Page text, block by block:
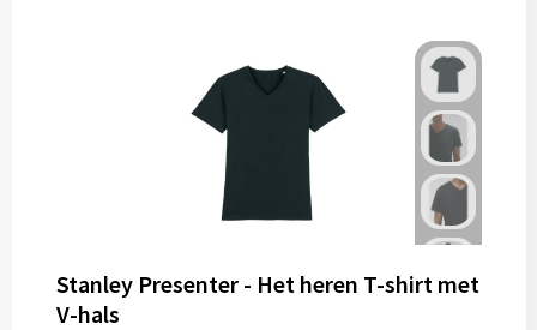
Stanley Presenter - Het heren T-shirt met
V-hals